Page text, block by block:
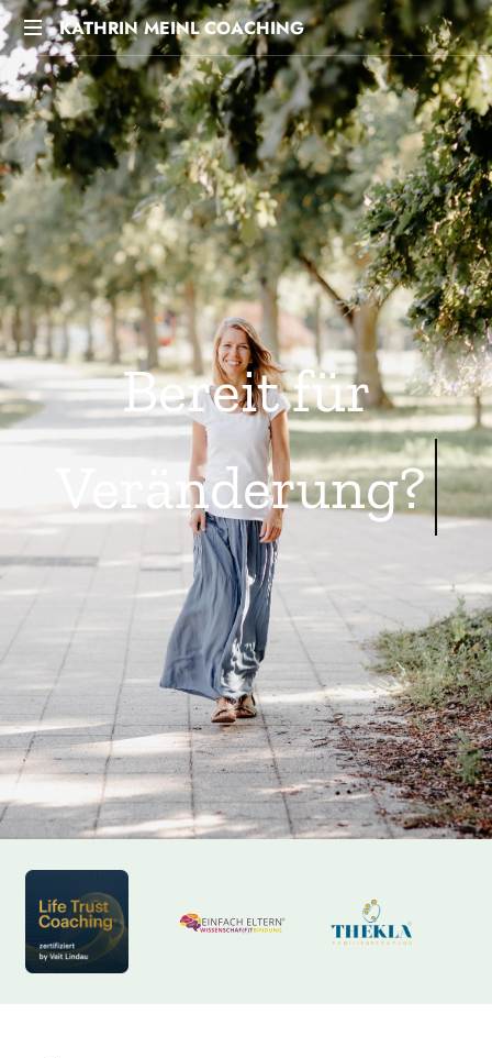
KATHRIN MEINL COACHING
Bereit fürmehr